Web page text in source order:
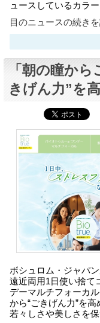
ュースしているカラ
目のニュースの続き
「朝の瞳か
きげん力”を
ボシュロム・ジャパ
遠近両用1日使い捨て
デーマルチフォーカ
から“ごきげん力”を
若々しさや美しさを